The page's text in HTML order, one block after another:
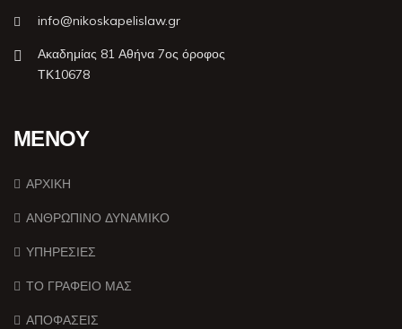
info@nikoskapelislaw.gr
Ακαδημίας 81 Αθήνα 7ος όροφος
ΤΚ10678
ΜΕΝΟΥ
ΑΡΧΙΚΗ
ΑΝΘΡΩΠΙΝΟ ΔΥΝΑΜΙΚΟ
ΥΠΗΡΕΣΙΕΣ
ΤΟ ΓΡΑΦΕΙΟ ΜΑΣ
ΑΠΟΦΑΣΕΙΣ